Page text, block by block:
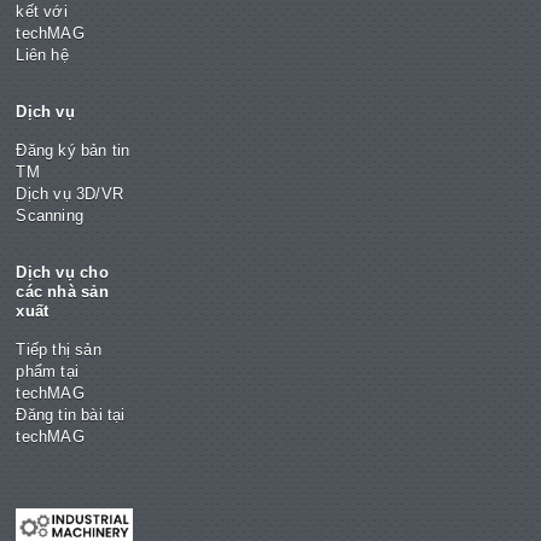
kết với
techMAG
Liên hệ
Dịch vụ
Đăng ký bản tin
TM
Dịch vụ 3D/VR
Scanning
Dịch vụ cho
các nhà sản
xuất
Tiếp thị sản
phẩm tại
techMAG
Đăng tin bài tại
techMAG